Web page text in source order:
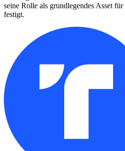
seine Rolle als grundlegendes Asset
festigt.